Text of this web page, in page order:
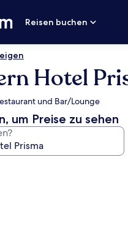
Reisen buchen
Hotel
und Bar/Lounge
um Preise zu sehen